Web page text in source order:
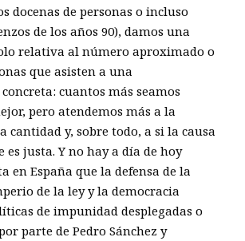
docenas de personas o incluso
de los años 90), damos una
relativa al número aproximado o
que asisten a una
cuantos más seamos
pero atendemos más a la
cantidad y, sobre todo, a si la causa
es justa. Y no hay a día de hoy
en España que la defensa de la
de la ley y la democracia
de impunidad desplegadas o
parte de Pedro Sánchez y